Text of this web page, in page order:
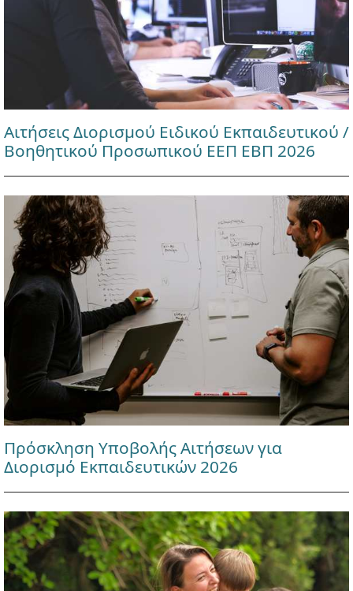
Αιτήσεις Διορισμού Ειδικού Εκπαιδευτικού /
Βοηθητικού Προσωπικού ΕΕΠ ΕΒΠ 2026
Πρόσκληση Υποβολής Αιτήσεων για
Διορισμό Εκπαιδευτικών 2026